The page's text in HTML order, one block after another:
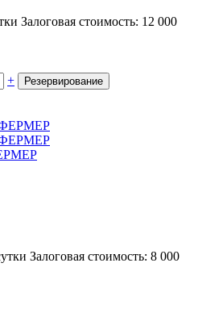
Залоговая стоимость: 12 000
+ Резервирование
Залоговая стоимость: 8 000